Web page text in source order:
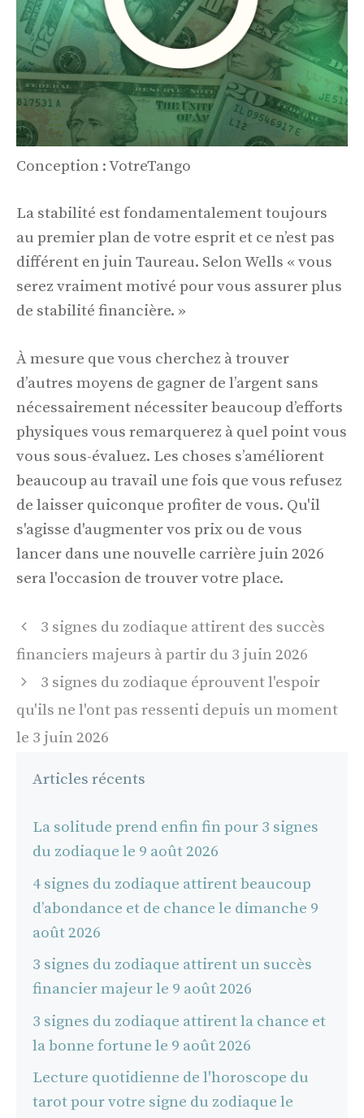
Conception : VotreTango
La stabilité est fondamentalement toujours
au premier plan de votre esprit et ce n’est pas
différent en juin Taureau. Selon Wells « vous
serez vraiment motivé pour vous assurer plus
de stabilité financière. »
À mesure que vous cherchez à trouver
d’autres moyens de gagner de l’argent sans
nécessairement nécessiter beaucoup d’efforts
physiques vous remarquerez à quel point vous
vous sous-évaluez. Les choses s’améliorent
beaucoup au travail une fois que vous refusez
de laisser quiconque profiter de vous. Qu'il
s'agisse d'augmenter vos prix ou de vous
lancer dans une nouvelle carrière juin 2026
sera l'occasion de trouver votre place.
Navigation
des
3 signes du zodiaque attirent des succès
financiers majeurs à partir du 3 juin 2026
3 signes du zodiaque éprouvent l'espoir
qu'ils ne l'ont pas ressenti depuis un moment
le 3 juin 2026
Articles récents
La solitude prend enfin fin pour 3 signes
du zodiaque le 9 août 2026
4 signes du zodiaque attirent beaucoup
d’abondance et de chance le dimanche 9
août 2026
3 signes du zodiaque attirent un succès
financier majeur le 9 août 2026
3 signes du zodiaque attirent la chance et
la bonne fortune le 9 août 2026
Lecture quotidienne de l'horoscope du
tarot pour votre signe du zodiaque le